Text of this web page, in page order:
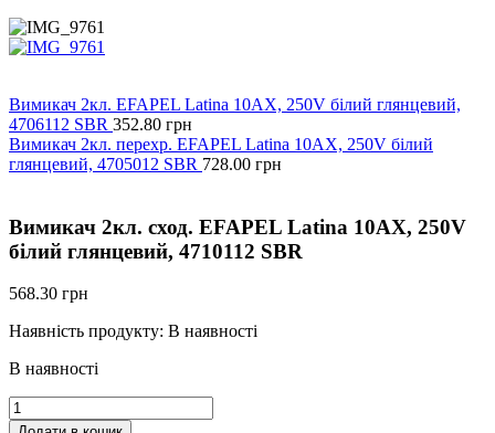
Вимикач 2кл. EFAPEL Latina 10АХ, 250V білий глянцевий,
4706112 SBR 352.80 грн
Вимикач 2кл. перехр. EFAPEL Latina 10АХ, 250V білий
глянцевий, 4705012 SBR 728.00 грн
Вимикач 2кл. сход. EFAPEL Latina 10АХ, 250V
білий глянцевий, 4710112 SBR
568.30 грн
Наявність продукту: В наявності
В наявності
Вимикач
2кл.